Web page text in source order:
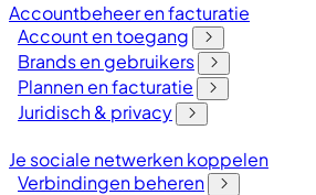
Accountbeheer en facturatie
Account en toegang
Brands en gebruikers
Plannen en facturatie
Juridisch & privacy
Je sociale netwerken koppelen
Verbindingen beheren